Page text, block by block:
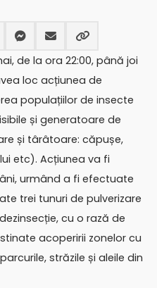
de la ora 22:00, până joi
loc acțiunea de
populațiilor de insecte
și generatoare de
și târâtoare: căpușe,
etc). Acțiunea va fi
urmând a fi efectuate
trei tunuri de pulverizare
cu o rază de
acoperirii zonelor cu
străzile și aleile din